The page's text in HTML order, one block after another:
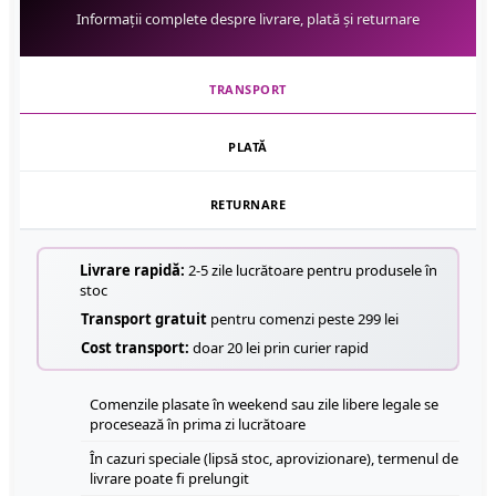
Informații complete despre livrare, plată și returnare
TRANSPORT
PLATĂ
RETURNARE
Livrare rapidă: 2-5 zile lucrătoare pentru produsele în
stoc
Transport gratuit pentru comenzi peste 299 lei
Cost transport: doar 20 lei prin curier rapid
Comenzile plasate în weekend sau zile libere legale se
procesează în prima zi lucrătoare
În cazuri speciale (lipsă stoc, aprovizionare), termenul de
livrare poate fi prelungit